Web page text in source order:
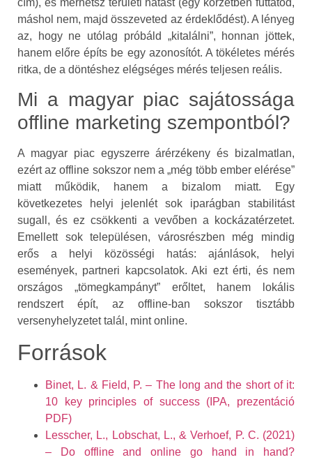
máshol nem, majd összeveted az érdeklődést). A lényeg
az, hogy ne utólag próbáld „kitalálni”, honnan jöttek,
hanem előre építs be egy azonosítót. A tökéletes mérés
ritka, de a döntéshez elégséges mérés teljesen reális.
Mi a magyar piac sajátossága
offline marketing szempontból?
A magyar piac egyszerre árérzékeny és bizalmatlan,
ezért az offline sokszor nem a „még több ember elérése”
miatt működik, hanem a bizalom miatt. Egy
következetes helyi jelenlét sok iparágban stabilitást
sugall, és ez csökkenti a vevőben a kockázatérzetet.
Emellett sok településen, városrészben még mindig
erős a helyi közösségi hatás: ajánlások, helyi
események, partneri kapcsolatok. Aki ezt érti, és nem
országos „tömegkampányt” erőltet, hanem lokális
rendszert épít, az offline-ban sokszor tisztább
versenyhelyzetet talál, mint online.
Források
Binet, L. & Field, P. – The long and the short of it:
10 key principles of success (IPA, prezentáció
PDF)
Lesscher, L., Lobschat, L., & Verhoef, P. C. (2021)
– Do offline and online go hand in hand?